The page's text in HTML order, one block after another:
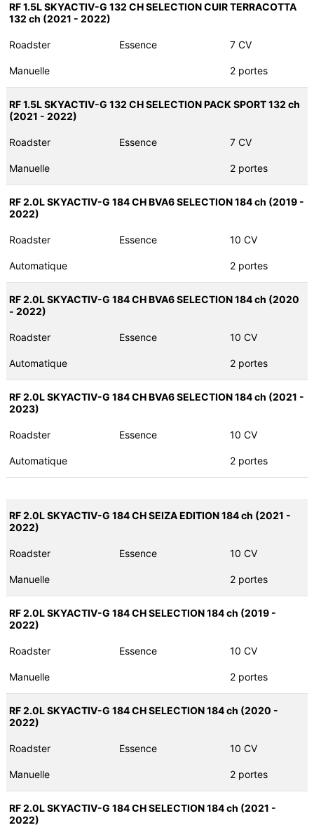
RF 1.5L SKYACTIV-G 132 CH SELECTION CUIR TERRACOTTA
132 ch (2021 - 2022)
Roadster Essence 7 CV
Manuelle 2 portes
RF 1.5L SKYACTIV-G 132 CH SELECTION PACK SPORT 132 ch
(2021 - 2022)
Roadster Essence 7 CV
Manuelle 2 portes
RF 2.0L SKYACTIV-G 184 CH BVA6 SELECTION 184 ch (2019 -
2022)
Roadster Essence 10 CV
Automatique 2 portes
RF 2.0L SKYACTIV-G 184 CH BVA6 SELECTION 184 ch (2020
- 2022)
Roadster Essence 10 CV
Automatique 2 portes
RF 2.0L SKYACTIV-G 184 CH BVA6 SELECTION 184 ch (2021 -
2023)
Roadster Essence 10 CV
Automatique 2 portes
RF 2.0L SKYACTIV-G 184 CH SEIZA EDITION 184 ch (2021 -
2022)
Roadster Essence 10 CV
Manuelle 2 portes
RF 2.0L SKYACTIV-G 184 CH SELECTION 184 ch (2019 -
2022)
Roadster Essence 10 CV
Manuelle 2 portes
RF 2.0L SKYACTIV-G 184 CH SELECTION 184 ch (2020 -
2022)
Roadster Essence 10 CV
Manuelle 2 portes
RF 2.0L SKYACTIV-G 184 CH SELECTION 184 ch (2021 -
2022)